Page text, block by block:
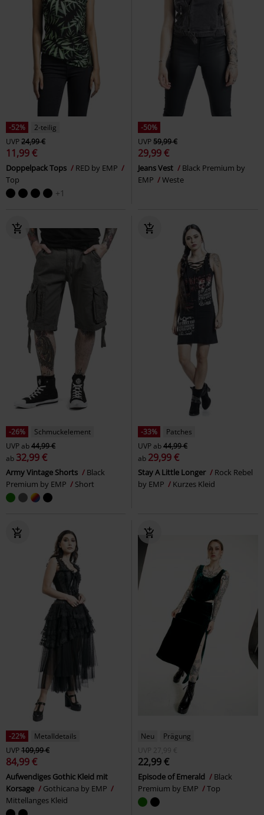
-52%
2-teilig
UVP24,99 €
11,99 €
Doppelpack Tops
RED by EMP
Top
+1
-50%
UVP59,99 €
29,99 €
Jeans Vest
Black Premium by
EMP
Weste
-26%
Schmuckelement
UVPab44,99 €
ab 32,99 €
Army Vintage Shorts
Black
Premium by EMP
Short
-33%
Patches
UVPab44,99 €
ab 29,99 €
Stay A Little Longer
Rock Rebel
by EMP
Kurzes Kleid
-22%
Metalldetails
UVP109,99 €
84,99 €
Aufwendiges Gothic Kleid mit
Korsage
Gothicana by EMP
Mittellanges Kleid
Neu
Prägung
UVP
27,99 €
22,99 €
Episode of Emerald
Black
Premium by EMP
Top